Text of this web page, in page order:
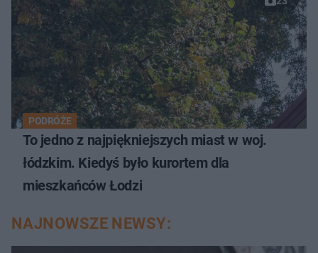
PODRÓŻE
To jedno z najpiękniejszych miast w woj.
łódzkim. Kiedyś było kurortem dla
mieszkańców Łodzi
NAJNOWSZE NEWSY: